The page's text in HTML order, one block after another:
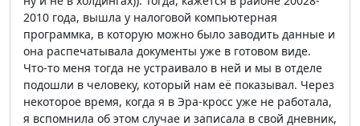
2010 года, вышла у налоговой компьютерная
программка, в которую можно было заводить данные и
она распечатывала документы уже в готовом виде.
Что-то меня тогда не устраивало в ней и мы в отделе
подошли в человеку, который нам её показывал. Через
некоторое время, когда я в Эра-кросс уже не работала,
я вспомнила об этом случае и записала в свой дневник,